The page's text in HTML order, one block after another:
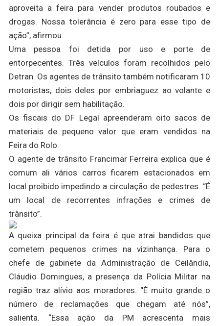
aproveita a feira para vender produtos roubados e
drogas. Nossa tolerância é zero para esse tipo de
ação”, afirmou.
Uma pessoa foi detida por uso e porte de
entorpecentes. Três veículos foram recolhidos pelo
Detran. Os agentes de trânsito também notificaram 10
motoristas, dois deles por embriaguez ao volante e
dois por dirigir sem habilitação.
Os fiscais do DF Legal apreenderam oito sacos de
materiais de pequeno valor que eram vendidos na
Feira do Rolo.
O agente de trânsito Francimar Ferreira explica que é
comum ali vários carros ficarem estacionados em
local proibido impedindo a circulação de pedestres. “É
um local de recorrentes infrações e crimes de
trânsito”.
A queixa principal da feira é que atrai bandidos que
cometem pequenos crimes na vizinhança. Para o
chefe de gabinete da Administração de Ceilândia,
Cláudio Domingues, a presença da Polícia Militar na
região traz alívio aos moradores. “É muito grande o
número de reclamações que chegam até nós”,
salienta. “Essa ação da PM acrescenta mais